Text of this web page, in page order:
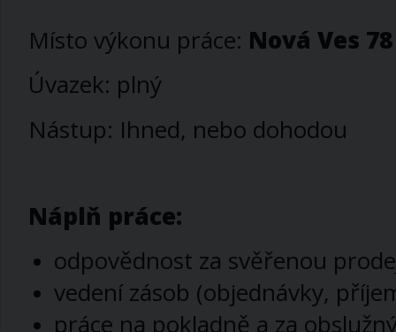
Místo výkonu práce: Nová Ves 78
Úvazek: plný
Nástup: Ihned, nebo dohodou
Náplň práce:
odpovědnost za svěřenou
vedení zásob (objednávky,
práce na pokladně a za